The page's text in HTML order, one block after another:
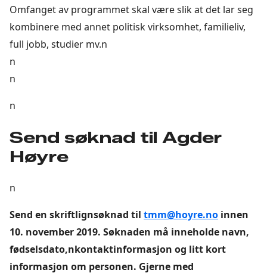
Omfanget av programmet skal være slik at det lar seg
kombinere med annet politisk virksomhet, familieliv,
full jobb, studier mv.n
n
n
n
Send søknad til Agder
Høyre
n
Send en skriftlignsøknad til tmm@hoyre.no innen
10. november 2019. Søknaden må inneholde navn,
fødselsdato,nkontaktinformasjon og litt kort
informasjon om personen. Gjerne med